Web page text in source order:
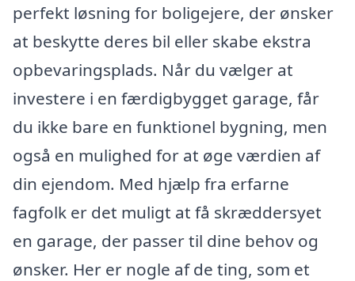
perfekt løsning for boligejere, der ønsker
at beskytte deres bil eller skabe ekstra
opbevaringsplads. Når du vælger at
investere i en færdigbygget garage, får
du ikke bare en funktionel bygning, men
også en mulighed for at øge værdien af
din ejendom. Med hjælp fra erfarne
fagfolk er det muligt at få skræddersyet
en garage, der passer til dine behov og
ønsker. Her er nogle af de ting, som et